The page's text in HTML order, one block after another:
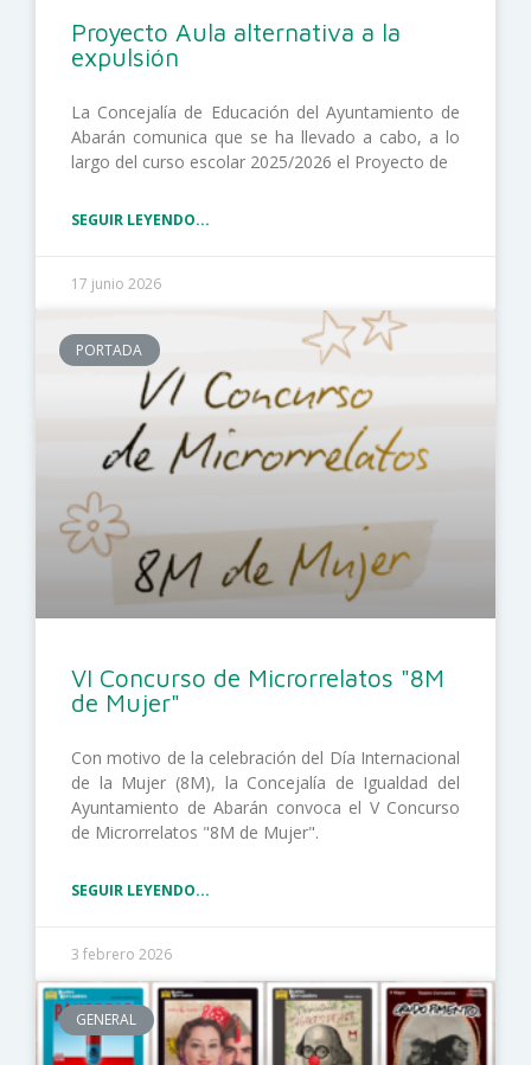
Proyecto Aula alternativa a la
expulsión
La Concejalía de Educación del Ayuntamiento de
Abarán comunica que se ha llevado a cabo, a lo
largo del curso escolar 2025/2026 el Proyecto de
SEGUIR LEYENDO...
17 junio 2026
PORTADA
VI Concurso de Microrrelatos "8M
de Mujer"
Con motivo de la celebración del Día Internacional
de la Mujer (8M), la Concejalía de Igualdad del
Ayuntamiento de Abarán convoca el V Concurso
de Microrrelatos "8M de Mujer".
SEGUIR LEYENDO...
3 febrero 2026
GENERAL